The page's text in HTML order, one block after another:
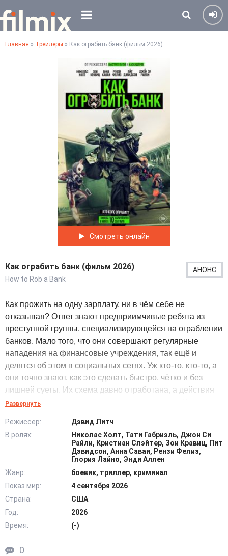
Главная » Трейлеры » Как ограбить банк (фильм 2026)
Смотреть онлайн
Как ограбить банк (фильм 2026)
How to Rob a Bank
АНОНС
Как прожить на одну зарплату, ни в чём себе не
отказывая? Ответ знают предприимчивые ребята из
преступной группы, специализирующейся на ограблении
банков. Мало того, что они совершают регулярные
нападения на финансовые учреждения, так ещё и
делятся об этом в социальных сетях. Уж кто-то, кто-то, а
они точно знают, как это сделать быстро, чётко и без
лишней суеты. Их схема давно отработана, а действия
скооперированы и доведены до автоматизма. В то
содержимым, популярность их видео среди интернет-
пользователей продолжает неимоверно расти. Их
дерзость уже переходит всякие границы, и полиция
вынуждена пойти на ответный шаг. За дело берутся
даже специальные службы, которые привлекают для
такой работы находящуюся на домашнем аресте
девушку-программиста. Теперь агент ФБР и инженер-
программист исследуют улики, однако вычислить
дальнейшие действия преступников оказывается делом
нелёгким. @Filmix.fan
Развернуть
Режиссер:
Дэвид Литч
В ролях:
Николас Холт, Тати Габриэль, Джон Си
Райли, Кристиан Слэйтер, Зои Кравиц, Пит
Дэвидсон, Анна Саваи, Рензи Фелиз,
Глория Лайно, Энди Аллен
Жанр:
боевик, триллер, криминал
Показ мир:
4 сентября 2026
Страна:
США
Год:
2026
Время:
(-)
0